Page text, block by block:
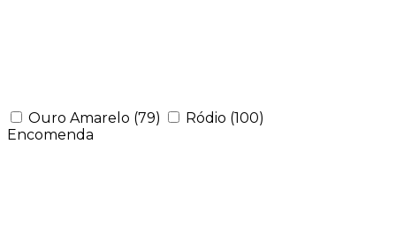
Ouro Amarelo (79) Ródio (100)
Encomenda